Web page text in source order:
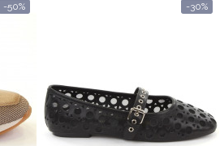
-50% -30%